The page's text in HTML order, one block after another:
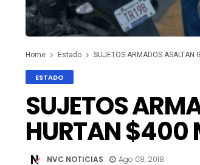
Home Estado SUJETOS ARMADOS ASALTAN
ESTADO
SUJETOS
HURTAN $400
NVC NOTICIAS Ago 08, 2018